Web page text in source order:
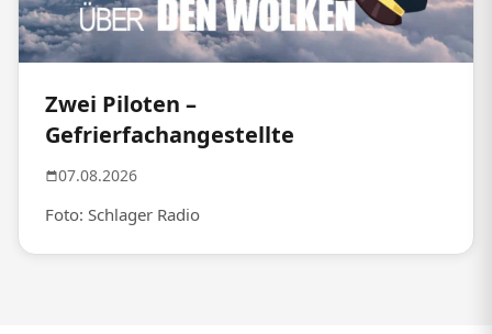
Zwei Piloten –
Gefrierfachangestellte
07.08.2026
Foto: Schlager Radio